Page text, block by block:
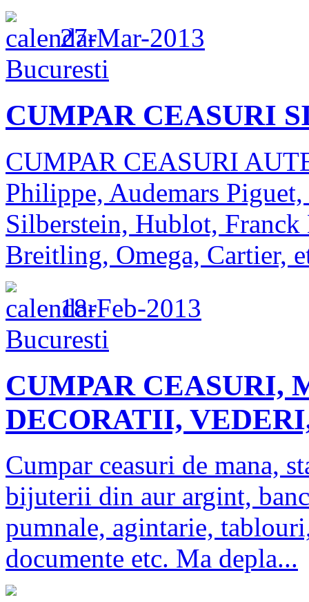
27-Mar-2013
Bucuresti
CUMPAR CEASURI
CUMPAR CEASURI
Philippe, Audemars
Silberstein, Hublot,
Breitling, Omega, Cartier,
18-Feb-2013
Bucuresti
CUMPAR CEASURI,
DECORATII,
Cumpar ceasuri de mana,
bijuterii din aur argint,
pumnale, agintarie,
documente etc. Ma depla...